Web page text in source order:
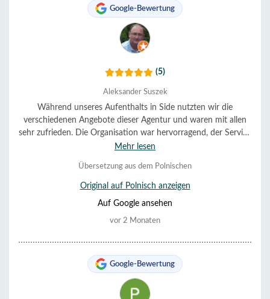
Google-Bewertung
(5)
Aleksander Suszek
Während unseres Aufenthalts in Side nutzten wir die
verschiedenen Angebote dieser Agentur und waren mit allen
sehr zufrieden. Die Organisation war hervorragend, der Service
sehr hilfsbereit und freundlich. Alles verlief reibungslos und
empfehlen.
Mehr lesen
Übersetzung aus dem Polnischen
Original auf Polnisch anzeigen
Auf Google ansehen
vor 2 Monaten
Google-Bewertung